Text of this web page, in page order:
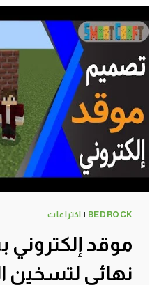
BEDROCK
| اختراعات
موقد إلكتروني
نهائي لتسخين